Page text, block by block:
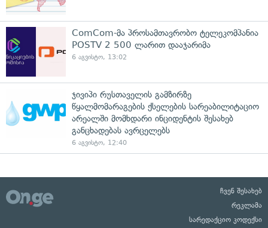
ComCom-მა პროსამთავრობო ტელეკომპანია
POSTV 2 500 ლარით დააჯარიმა
6 აგვისტო, 13:02
ჯივიპი რუსთაველის გამზირზე
წყალმომარაგების ქსელების სარეაბილიტაციო
არეალში მომხდარი ინციდენტის შესახებ
განცხადებას ავრცელებს
6 აგვისტო, 12:40
ჩვენ შესახებ
რეკლამა
სარედაქციო კოდექსი